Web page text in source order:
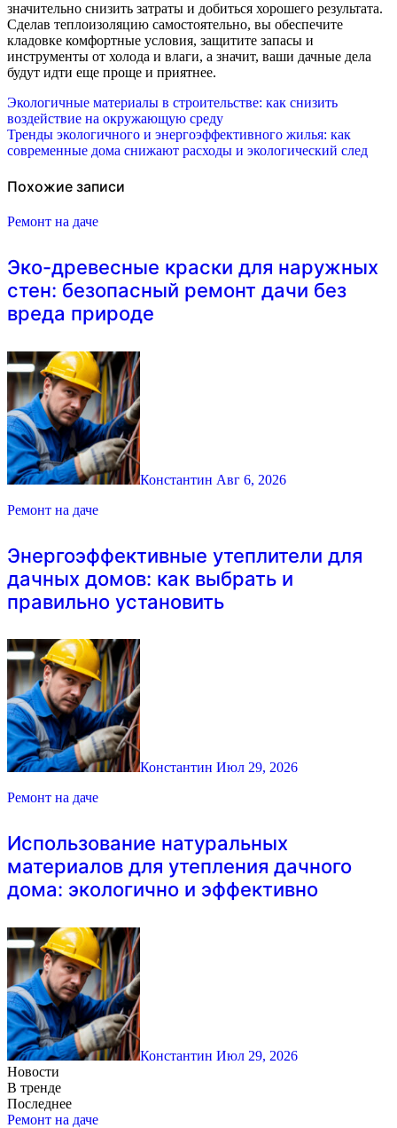
значительно снизить затраты и добиться хорошего результата.
Сделав теплоизоляцию самостоятельно, вы обеспечите
кладовке комфортные условия, защитите запасы и
инструменты от холода и влаги, а значит, ваши дачные дела
будут идти еще проще и приятнее.
Навигация
по
записям
Экологичные материалы в строительстве: как снизить
воздействие на окружающую среду
Тренды экологичного и энергоэффективного жилья: как
современные дома снижают расходы и экологический след
Похожие записи
Ремонт на даче
Эко-древесные краски для наружных
стен: безопасный ремонт дачи без
вреда природе
Константин Авг 6, 2026
Ремонт на даче
Энергоэффективные утеплители для
дачных домов: как выбрать и
правильно установить
Константин Июл 29, 2026
Ремонт на даче
Использование натуральных
материалов для утепления дачного
дома: экологично и эффективно
Константин Июл 29, 2026
Новости
В тренде
Последнее
Ремонт на даче